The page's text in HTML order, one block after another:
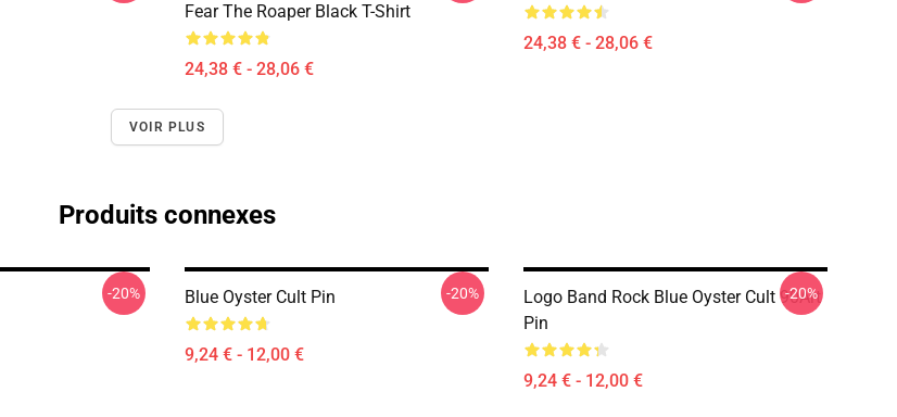
Fear The Roaper Black T-Shirt
24,38 € - 28,06 €
24,38 € - 28,06 €
VOIR PLUS
Produits connexes
-20% Blue Oyster Cult Pin
9,24 € - 12,00 €
-20%
Logo Band Rock Blue Oyster Cult 90Art
Pin
9,24 € - 12,00 €
-20%